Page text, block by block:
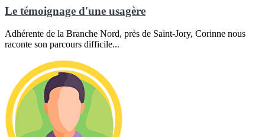
Le témoignage d'une usagère
Adhérente de la Branche Nord, près de Saint-Jory, Corinne nous
raconte son parcours difficile...